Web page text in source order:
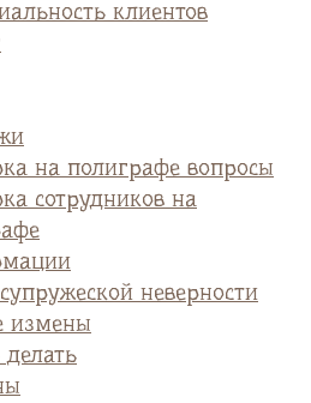
клиентов
на полиграфе вопросы
сотрудников на
неверности
измены